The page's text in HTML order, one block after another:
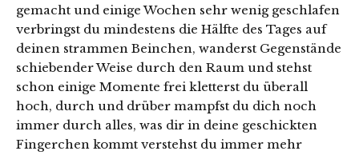
gemacht und einige Wochen sehr wenig geschlafen
verbringst du mindestens die Hälfte des Tages auf
deinen strammen Beinchen, wanderst Gegenstände
schiebender Weise durch den Raum und stehst
schon einige Momente frei kletterst du überall
hoch, durch und drüber mampfst du dich noch
immer durch alles, was dir in deine geschickten
Fingerchen kommt verstehst du immer mehr